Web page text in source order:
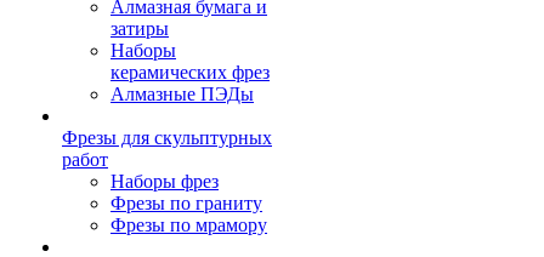
Алмазная бумага и
затиры
Наборы
керамических фрез
Алмазные ПЭДы
Фрезы для скульптурных
работ
Наборы фрез
Фрезы по граниту
Фрезы по мрамору